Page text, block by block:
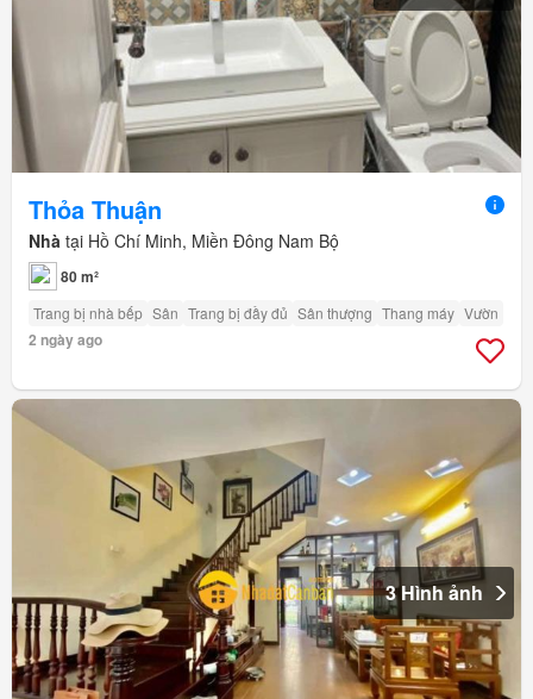
Thỏa Thuận
Nhà tại Hồ Chí Minh, Miền Đông Nam Bộ
80 m²
Trang bị nhà bếp Sân Trang bị đầy đủ Sân thượng Thang máy Vườn
2 ngày ago
3 Hình ảnh